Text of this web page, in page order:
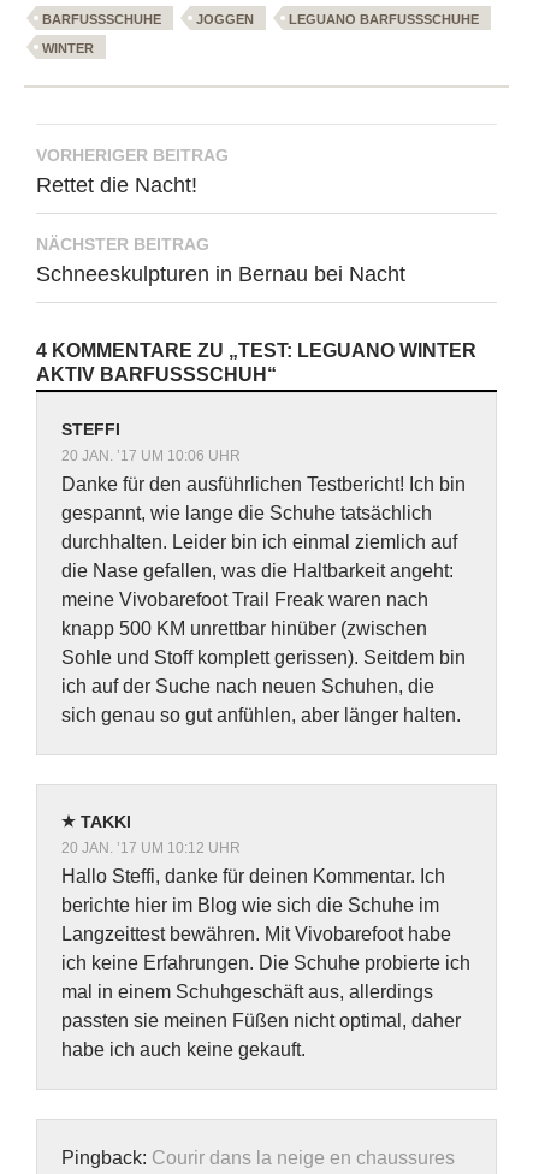
BARFUSSSCHUHE JOGGEN
LEGUANO BARFUSSSCHUHE
WINTER
Beitragsnavigation
VORHERIGER BEITRAG
Rettet die Nacht!
NÄCHSTER BEITRAG
Schneeskulpturen in Bernau bei Nacht
4 KOMMENTARE ZU „TEST: LEGUANO WINTER
AKTIV BARFUSSSCHUH“
STEFFI
20 JAN. ’17 UM 10:06 UHR
Danke für den ausführlichen Testbericht! Ich bin
gespannt, wie lange die Schuhe tatsächlich
durchhalten. Leider bin ich einmal ziemlich auf
die Nase gefallen, was die Haltbarkeit angeht:
meine Vivobarefoot Trail Freak waren nach
knapp 500 KM unrettbar hinüber (zwischen
Sohle und Stoff komplett gerissen). Seitdem bin
ich auf der Suche nach neuen Schuhen, die
sich genau so gut anfühlen, aber länger halten.
TAKKI
20 JAN. ’17 UM 10:12 UHR
Hallo Steffi, danke für deinen Kommentar. Ich
berichte hier im Blog wie sich die Schuhe im
Langzeittest bewähren. Mit Vivobarefoot habe
ich keine Erfahrungen. Die Schuhe probierte ich
mal in einem Schuhgeschäft aus, allerdings
passten sie meinen Füßen nicht optimal, daher
habe ich auch keine gekauft.
Pingback: Courir dans la neige en chaussures